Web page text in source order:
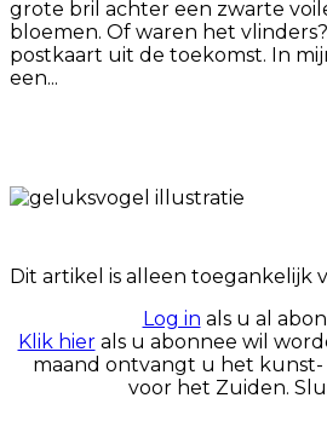
grote bril achter een zwarte
bloemen. Of waren het
postkaart uit de toekomst. In
een...
Dit artikel is alleen toegankelijk
Log in als u al
Klik hierals u abonnee wil
maand ontvangt u het
voor het Zuiden.